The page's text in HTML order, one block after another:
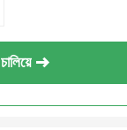
চালিয়ে